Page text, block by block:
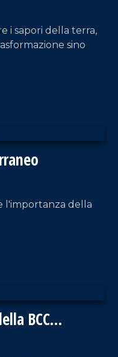
i sapori della terra,
sino
l'importanza della
BCC